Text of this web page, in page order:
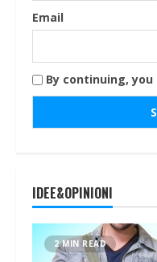
Email
By continuing,
IDEE&OPINIONI
2 MIN READ